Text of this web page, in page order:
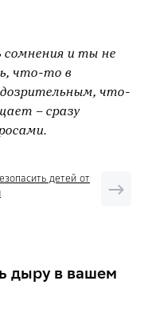
сомнения и ты не
что-то в
что-
– сразу
детей от
дыру в вашем